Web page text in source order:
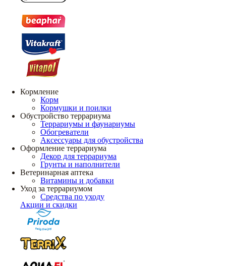
Кормление
Корм
Кормушки и поилки
Обустройство террариума
Террариумы и фаунариумы
Обогреватели
Аксессуары для обустройства
Оформление террариума
Декор для террариума
Грунты и наполнители
Ветеринарная аптека
Витамины и добавки
Уход за террариумом
Средства по уходу
Акции и скидки